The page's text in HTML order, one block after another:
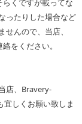
くですが載ってな
ったりした場合など
んので、当店、
をください。
店、Bravery-
しくお願い致しま